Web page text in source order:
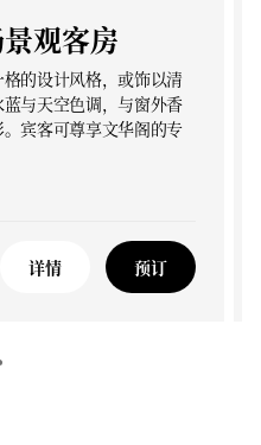
观客房
的设计风格，或饰以清
与天空色调，与窗外香
宾客可尊享文华阁的专
详情 预订